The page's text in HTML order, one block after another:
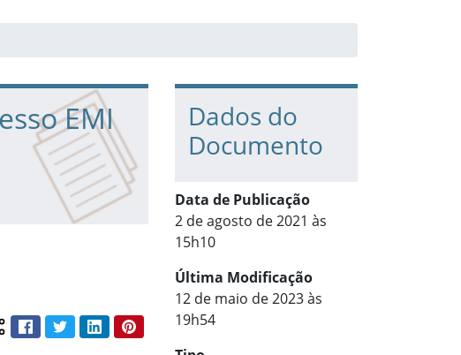
EMI
conteúdo:
FacebookTwitterLinkedInPinterest
Dados do
Documento
Data de Publicação
2 de agosto de 2021 às
15h10
Última Modificação
12 de maio de 2023 às
19h54